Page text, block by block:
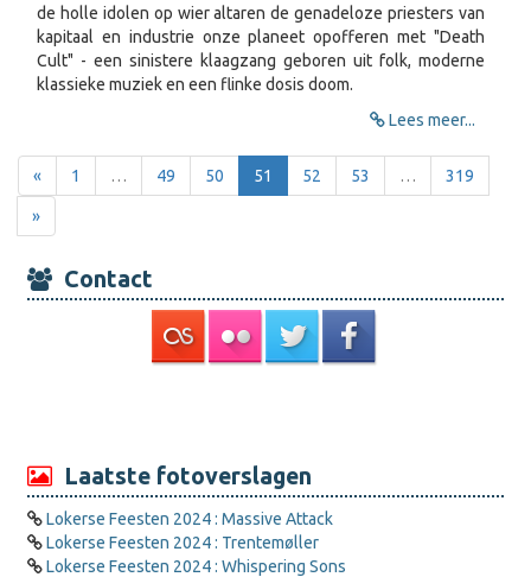
de holle idolen op wier altaren de genadeloze priesters van
kapitaal en industrie onze planeet opofferen met "Death
Cult" - een sinistere klaagzang geboren uit folk, moderne
klassieke muziek en een flinke dosis doom.
Lees meer...
« 1 … 49 50 51 52 53 … 319
»
Contact
Laatste fotoverslagen
Lokerse Feesten 2024 : Massive Attack
Lokerse Feesten 2024 : Trentemøller
Lokerse Feesten 2024 : Whispering Sons